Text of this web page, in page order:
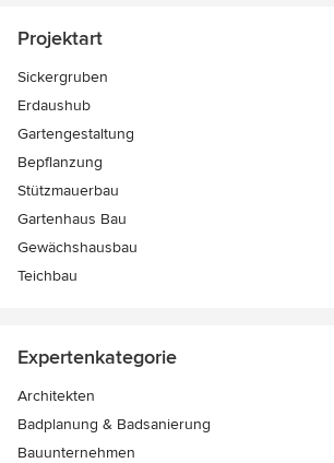
Projektart
Sickergruben
Erdaushub
Gartengestaltung
Bepflanzung
Stützmauerbau
Gartenhaus Bau
Gewächshausbau
Teichbau
Expertenkategorie
Architekten
Badplanung & Badsanierung
Bauunternehmen